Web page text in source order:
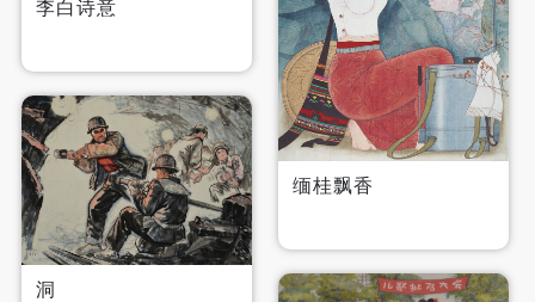
李白诗意
缅桂飘香
洞
发送验证码
手机号码将作为您的登录账号
验证码
可使用雅昌艺术网会员账户登录